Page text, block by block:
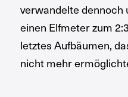
verwandelte
einen Elfmeter zum
letztes Aufbäumen,
nicht mehr